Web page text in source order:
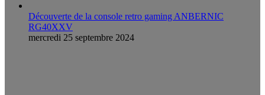
Découverte de la console retro gaming ANBERNIC
RG40XXV
mercredi 25 septembre 2024